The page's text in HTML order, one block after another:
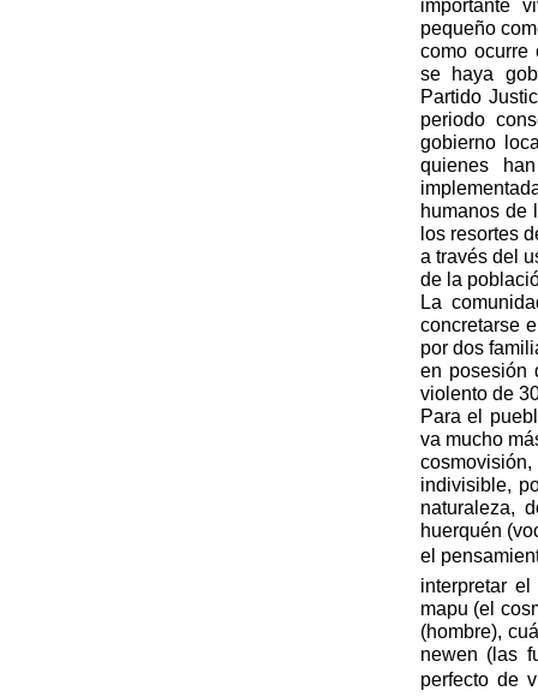
importante
pequeño
como ocurre
se haya
Partido
periodo
gobierno
quienes
humanos de
los resortes
a través del
de la
La
concretarse
por dos
en posesión
violento de
Para el
va mucho
indivisible,
naturaleza,
huerquén
el
interpretar
mapu (el
(hombre),
newen (las
perfecto de